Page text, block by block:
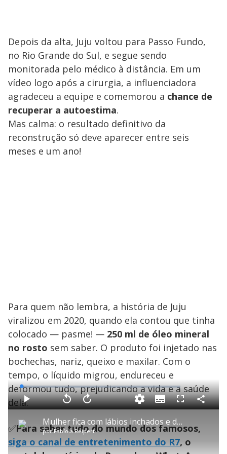
Depois da alta, Juju voltou para Passo Fundo,
no Rio Grande do Sul, e segue sendo
monitorada pelo médico à distância. Em um
vídeo logo após a cirurgia, a influenciadora
agradeceu a equipe e comemorou a chance de
recuperar a autoestima.
Mas calma: o resultado definitivo da
reconstrução só deve aparecer entre seis
meses e um ano!
Para quem não lembra, a história de Juju
viralizou em 2020, quando ela contou que tinha
colocado — pasme! — 250 ml de óleo mineral
no rosto sem saber. O produto foi injetado nas
bochechas, nariz, queixo e maxilar. Com o
tempo, o líquido migrou, endureceu e
deformou tudo, prejudicando a vida e a saúde
dela.
P Mulher fica com lábios inchados e dentes quebrados após fazer procedimento estético com dentista
porFabíola Reipert
P V
t
a
r
1
0
s
A
n
ç
a
1
0
L
o
a
d
e
:
1
.
8
6
%
S
u
b
i
t
l
s
F
l
s
c
e
e
C
o
✅Para saber tudo do mundo dos famosos,
siga o canal de entretenimento do R7, o